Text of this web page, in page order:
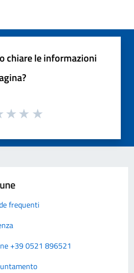
chiare le informazioni
frequenti
+39 0521 896521